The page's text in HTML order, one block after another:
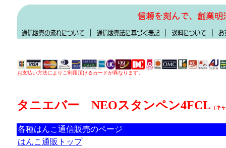
お支払い方法によりご利用頂けるカードが異なります。
タニエバー NEOスタンペン4FCL （キ
各種はんこ通信販売のページ
はんこ通販トップ